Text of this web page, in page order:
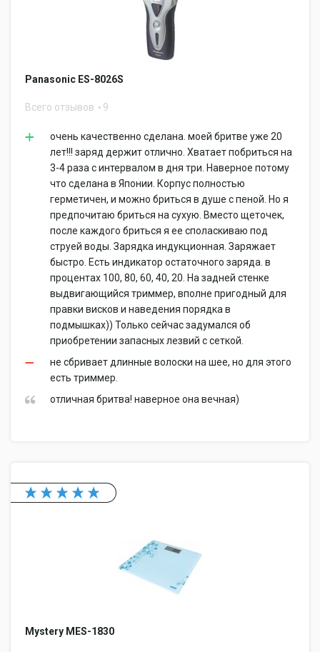
Panasonic ES-8026S
Всего отзывов 9
очень качественно сделана. моей бритве уже 20
лет!!! заряд держит отлично. Хватает побриться на
3-4 раза с интервалом в дня три. Наверное потому
что сделана в Японии. Корпус полностью
герметичен, и можно бриться в душе с пеной. Но я
предпочитаю бриться на сухую. Вместо щеточек,
после каждого бриться я ее споласкиваю под
струей воды. Зарядка индукционная. Заряжает
быстро. Есть индикатор остаточного заряда. в
процентах 100, 80, 60, 40, 20. На задней стенке
выдвигающийся триммер, вполне пригодный для
правки висков и наведения порядка в
подмышках)) Только сейчас задумался об
приобретении запасных лезвий с сеткой.
не сбривает длинные волоски на шее, но для этого
есть триммер.
отличная бритва! наверное она вечная)
Mystery MES-1830